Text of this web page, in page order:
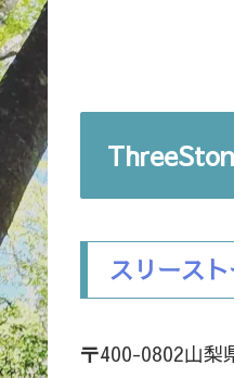
スリース
〒400-0802山梨